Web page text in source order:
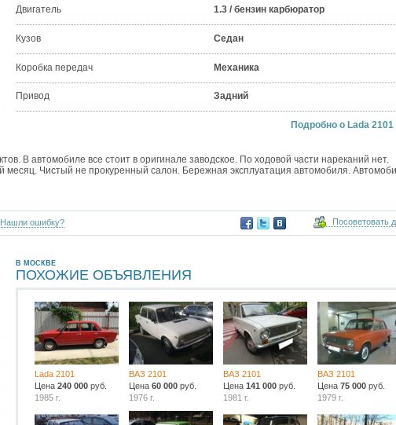
Двигатель 1.3 / бензин карбюратор
Кузов Седан
Коробка передач Механика
Привод Задний
Подробно о Lada 2101
В автомобиле все стоит в оригинале заводское. По ходовой части нареканий нет.
месяц. Чистый не прокуренный салон. Бережная эксплуатация автомобиля.
Посоветовать
Нашли ошибку?
В МОСКВЕ
ПОХОЖИЕ ОБЪЯВЛЕНИЯ
Lada 2101
Цена240 000 руб.
1985 г.
ВАЗ 2101
Цена60 000 руб.
1976 г.
ВАЗ 2101
Цена 141 000руб.
1981 г.
ВАЗ 2101
Цена 75 000руб.
1979 г.